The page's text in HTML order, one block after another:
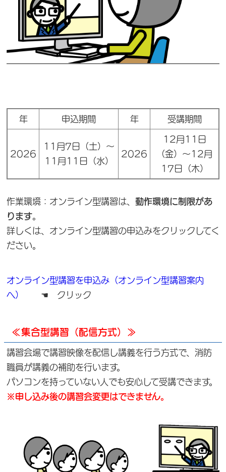
年 申込期間 年 受講期間
2026
11月7日（土）～
11月11日（水）
2026
12月11日
（金）～12月
17日（木）
作業環境：オンライン型講習は、 動作環境に制限があ
ります。
詳しくは、オンライン型講習の申込みをクリックしてく
ださい。
オンライン型講習を申込み（オンライン型講習案内
へ）
☚ クリック
≪集合型講習（配信方式）≫
講習会場で講習映像を配信し講義を行う方式で、消防
職員が講義の補助を行います。
パソコンを持っていない人でも安心して受講できます。
※申し込み後の講習会変更はできません。